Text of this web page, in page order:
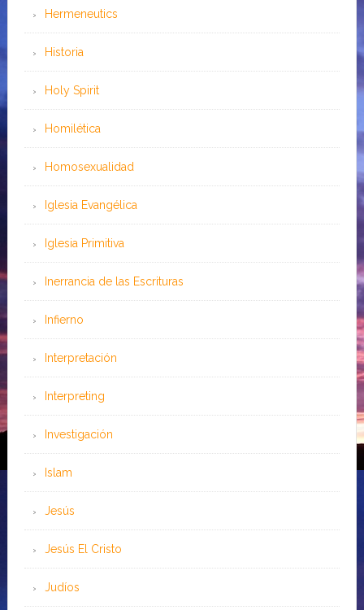
Hermeneutics
Historia
Holy Spirit
Homilética
Homosexualidad
Iglesia Evangélica
Iglesia Primitiva
Inerrancia de las Escrituras
Infierno
Interpretación
Interpreting
Investigación
Islam
Jesús
Jesús El Cristo
Judíos